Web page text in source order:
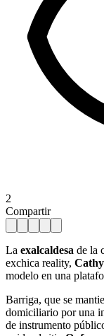
2
Compartir
La exalcaldesa de la
exchica reality,
modelo en una
Barriga, que se
domiciliario por una
de instrumento